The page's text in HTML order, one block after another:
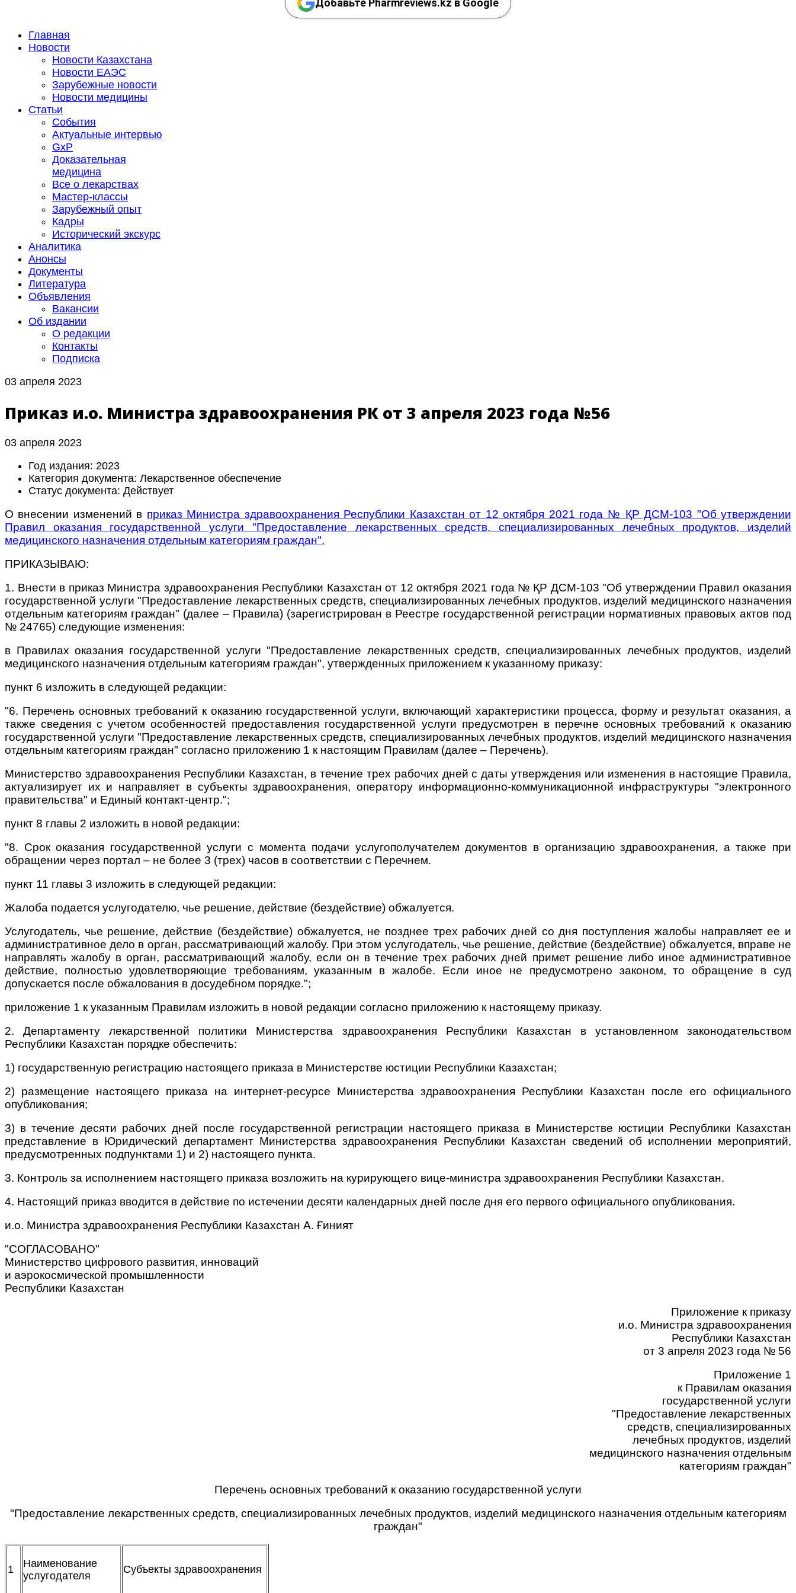
Добавьте Pharmreviews.kz в Google
Главная
Новости
Новости Казахстана
Новости ЕАЭС
Зарубежные новости
Новости медицины
Статьи
События
Актуальные интервью
GxP
Доказательная
медицина
Все о лекарствах
Мастер-классы
Зарубежный опыт
Кадры
Исторический экскурс
Аналитика
Анонсы
Документы
Литература
Объявления
Вакансии
Об издании
О редакции
Контакты
Подписка
03 апреля 2023
Приказ и.о. Министра здравоохранения РК от 3 апреля 2023 года №56
03 апреля 2023
Год издания: 2023
Категория документа: Лекарственное обеспечение
Статус документа: Действует
О внесении изменений в приказ Министра здравоохранения Республики Казахстан от 12 октября 2021 года № ҚР ДСМ-103 "Об утверждении
Правил оказания государственной услуги "Предоставление лекарственных средств, специализированных лечебных продуктов, изделий
медицинского назначения отдельным категориям граждан".
ПРИКАЗЫВАЮ:
1. Внести в приказ Министра здравоохранения Республики Казахстан от 12 октября 2021 года № ҚР ДСМ-103 "Об утверждении Правил оказания
государственной услуги "Предоставление лекарственных средств, специализированных лечебных продуктов, изделий медицинского назначения
отдельным категориям граждан" (далее – Правила) (зарегистрирован в Реестре государственной регистрации нормативных правовых актов под
№ 24765) следующие изменения:
в Правилах оказания государственной услуги "Предоставление лекарственных средств, специализированных лечебных продуктов, изделий
медицинского назначения отдельным категориям граждан", утвержденных приложением к указанному приказу:
пункт 6 изложить в следующей редакции:
"6. Перечень основных требований к оказанию государственной услуги, включающий характеристики процесса, форму и результат оказания, а
также сведения с учетом особенностей предоставления государственной услуги предусмотрен в перечне основных требований к оказанию
государственной услуги "Предоставление лекарственных средств, специализированных лечебных продуктов, изделий медицинского назначения
отдельным категориям граждан" согласно приложению 1 к настоящим Правилам (далее – Перечень).
Министерство здравоохранения Республики Казахстан, в течение трех рабочих дней с даты утверждения или изменения в настоящие Правила,
актуализирует их и направляет в субъекты здравоохранения, оператору информационно-коммуникационной инфраструктуры "электронного
правительства" и Единый контакт-центр.";
пункт 8 главы 2 изложить в новой редакции:
"8. Срок оказания государственной услуги с момента подачи услугополучателем документов в организацию здравоохранения, а также при
обращении через портал – не более 3 (трех) часов в соответствии с Перечнем.
пункт 11 главы 3 изложить в следующей редакции:
Жалоба подается услугодателю, чье решение, действие (бездействие) обжалуется.
Услугодатель, чье решение, действие (бездействие) обжалуется, не позднее трех рабочих дней со дня поступления жалобы направляет ее и
административное дело в орган, рассматривающий жалобу. При этом услугодатель, чье решение, действие (бездействие) обжалуется, вправе не
направлять жалобу в орган, рассматривающий жалобу, если он в течение трех рабочих дней примет решение либо иное административное
действие, полностью удовлетворяющие требованиям, указанным в жалобе. Если иное не предусмотрено законом, то обращение в суд
допускается после обжалования в досудебном порядке.";
приложение 1 к указанным Правилам изложить в новой редакции согласно приложению к настоящему приказу.
2. Департаменту лекарственной политики Министерства здравоохранения Республики Казахстан в установленном законодательством
Республики Казахстан порядке обеспечить:
1) государственную регистрацию настоящего приказа в Министерстве юстиции Республики Казахстан;
2) размещение настоящего приказа на интернет-ресурсе Министерства здравоохранения Республики Казахстан после его официального
опубликования;
3) в течение десяти рабочих дней после государственной регистрации настоящего приказа в Министерстве юстиции Республики Казахстан
представление в Юридический департамент Министерства здравоохранения Республики Казахстан сведений об исполнении мероприятий,
предусмотренных подпунктами 1) и 2) настоящего пункта.
3. Контроль за исполнением настоящего приказа возложить на курирующего вице-министра здравоохранения Республики Казахстан.
4. Настоящий приказ вводится в действие по истечении десяти календарных дней после дня его первого официального опубликования.
и.о. Министра здравоохранения Республики Казахстан А. Ғиният
"СОГЛАСОВАНО"
Министерство цифрового развития, инноваций
и аэрокосмической промышленности
Республики Казахстан
Приложение к приказу
и.о. Министра здравоохранения
Республики Казахстан
от 3 апреля 2023 года № 56
Приложение 1
к Правилам оказания
государственной услуги
"Предоставление лекарственных
средств, специализированных
лечебных продуктов, изделий
медицинского назначения отдельным
категориям граждан"
Перечень основных требований к оказанию государственной услуги
"Предоставление лекарственных средств, специализированных лечебных продуктов, изделий медицинского назначения отдельным категориям
граждан"
1
Наименование
услугодателя
Субъекты здравоохранения